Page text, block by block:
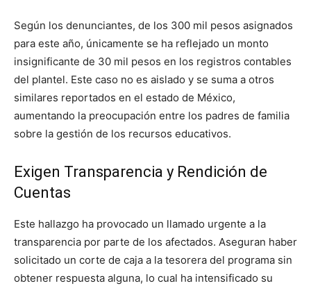
Según los denunciantes, de los 300 mil pesos asignados
para este año, únicamente se ha reflejado un monto
insignificante de 30 mil pesos en los registros contables
del plantel. Este caso no es aislado y se suma a otros
similares reportados en el estado de México,
aumentando la preocupación entre los padres de familia
sobre la gestión de los recursos educativos.
Exigen Transparencia y Rendición de
Cuentas
Este hallazgo ha provocado un llamado urgente a la
transparencia por parte de los afectados. Aseguran haber
solicitado un corte de caja a la tesorera del programa sin
obtener respuesta alguna, lo cual ha intensificado su